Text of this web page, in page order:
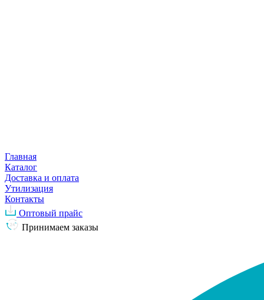
Главная
Каталог
Доставка и оплата
Утилизация
Контакты
Оптовый прайс
Принимаем заказы